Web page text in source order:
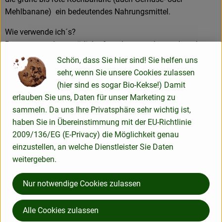
Mehlbanane) ein bedeutendes Nahrungsmittel.
Wie verwende ich´s?
Bananen werden natürlich oft und gerne roh verzehrt, aber
auch gekocht begeistern Sie entweder in eher herzhaften,
oftmals auch süß-sauren, Gerichten oder in Desserts wie z.B.
in Bananen Foster. In der südostasiatischen Küche werden
auch Bananenblüten oder Bananenherzen als Gemüse
verwendet. Bananenblätter werden oft als Serviertablett oder
geschmackstragende Back- und Grillhülle benutzt. Das
weißlich-gelbe Fruchtfleisch der Kochbanane, das im
Geschmack mild bis leicht säuerlich ist, ist nicht zum
Rohverzehr geeignet. Es wird sowohl gekocht als auch
Was ist drin?
Der Energiegehalt von Bananen ist fast doppelt so hoch wie
der von Äpfeln, Birnen oder Zitrusfrüchten. Reife
Schön, dass Sie hier sind! Sie helfen uns
sehr, wenn Sie unsere Cookies zulassen
(hier sind es sogar Bio-Kekse!) Damit
erlauben Sie uns, Daten für unser Marketing zu
sammeln. Da uns Ihre Privatsphäre sehr wichtig ist,
haben Sie in Übereinstimmung mit der EU-Richtlinie
2009/136/EG (E-Privacy) die Möglichkeit genau
einzustellen, an welche Dienstleister Sie Daten
weitergeben.
Nur notwendige Cookies zulassen
Alle Cookies zulassen